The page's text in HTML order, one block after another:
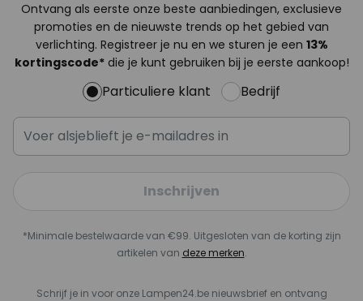
Ontvang als eerste onze beste aanbiedingen, exclusieve
promoties en de nieuwste trends op het gebied van
verlichting. Registreer je nu en we sturen je een 13%
kortingscode*die je kunt gebruiken bij je eerste aankoop!
Particuliere klant Bedrijf
Inschrijven
*Minimale bestelwaarde van €99. Uitgesloten van de korting zijn
artikelen van deze merken.
Schrijf je in voor onze Lampen24.be nieuwsbrief en ontvang